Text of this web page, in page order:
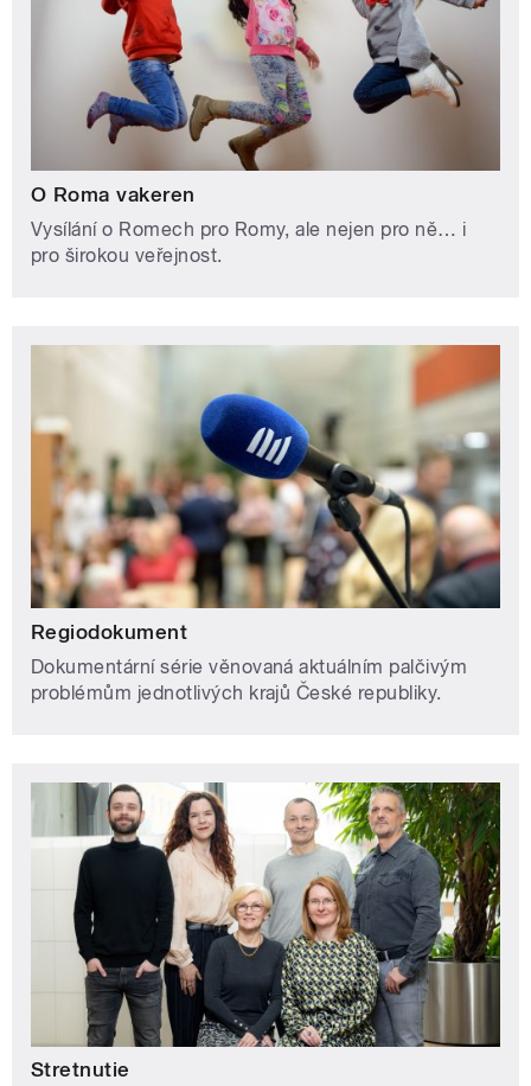
O Roma vakeren
Vysílání o Romech pro Romy, ale nejen pro ně… i
pro širokou veřejnost.
Regiodokument
Dokumentární série věnovaná aktuálním palčivým
problémům jednotlivých krajů České republiky.
Stretnutie